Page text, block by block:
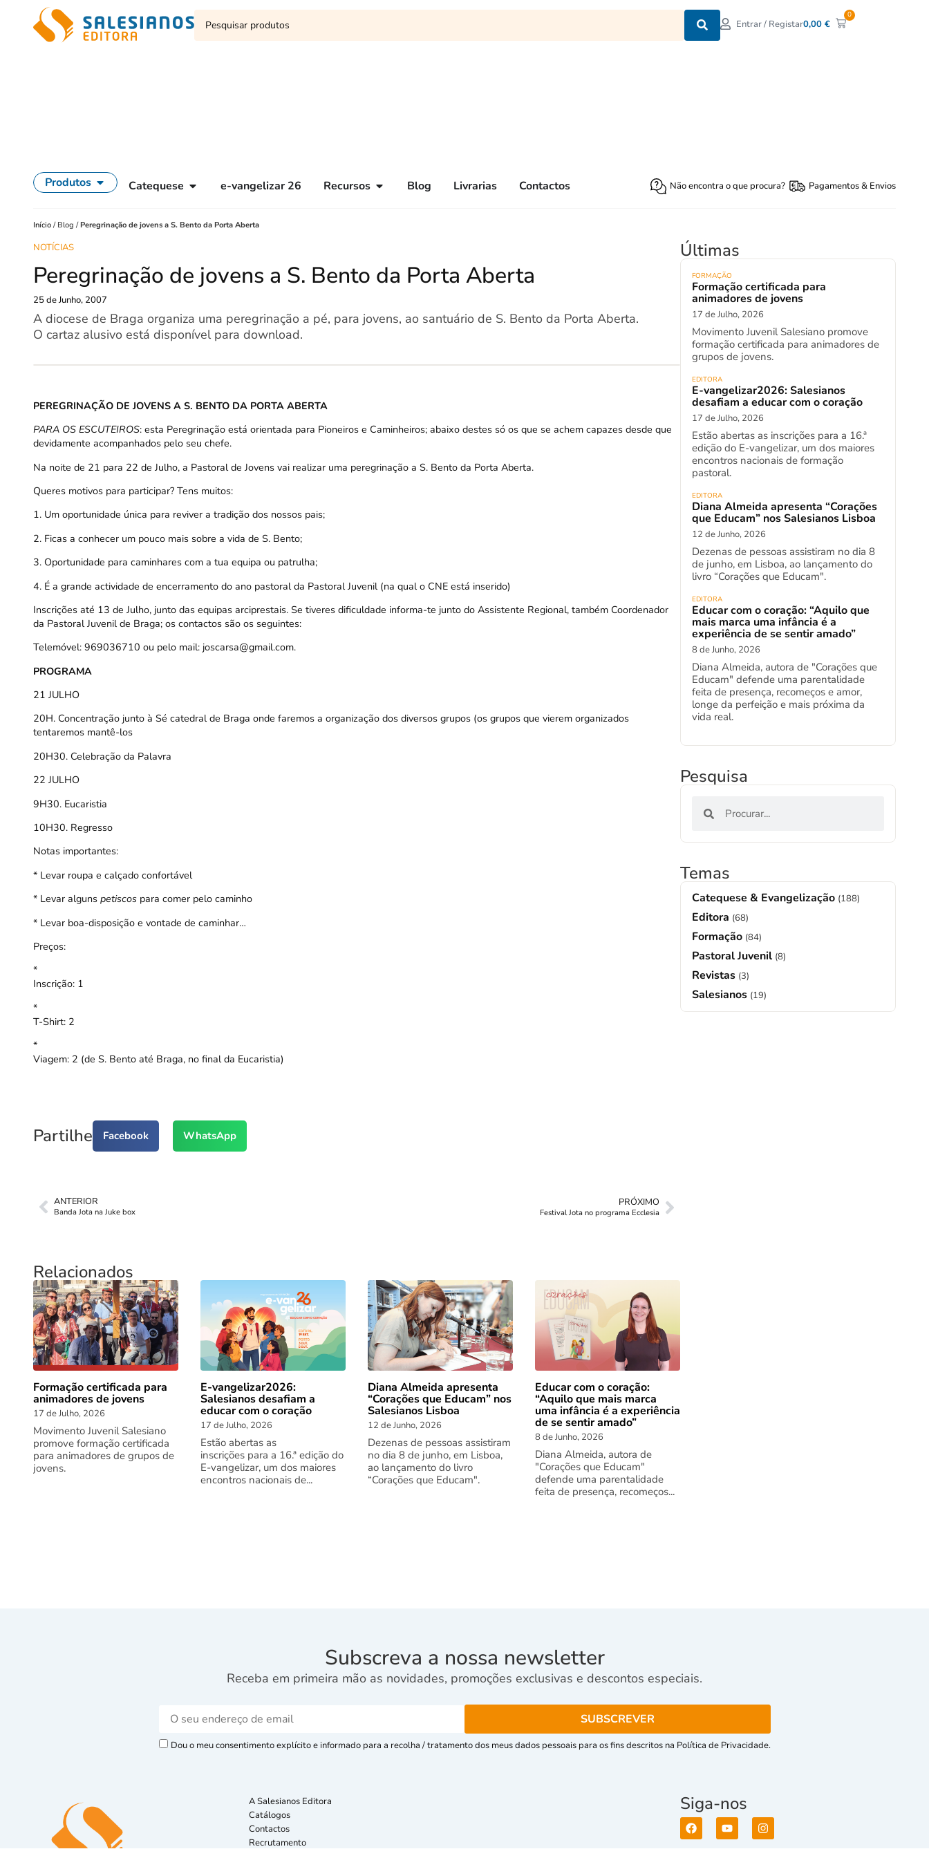
Entrar / Registar0,00€
0
Produtos Catequese e-vangelizar 26 Recursos Blog Livrarias Contactos Não encontra o que procura? Pagamentos & Envios
Início / Blog /Peregrinação de jovens a S. Bento da Porta Aberta
NOTÍCIAS
Peregrinação de jovens a S. Bento da Porta Aberta
25 de Junho, 2007
A diocese de Braga organiza uma peregrinação a pé, para jovens, ao santuário de S. Bento da Porta Aberta.
O cartaz alusivo está disponível para download.
PEREGRINAÇÃO DE JOVENS A S. BENTO DA PORTA ABERTA
PARA OS ESCUTEIROS: esta Peregrinação está orientada para Pioneiros e Caminheiros; abaixo destes só os que se achem capazes desde que
devidamente acompanhados pelo seu chefe.
Na noite de 21 para 22 de Julho, a Pastoral de Jovens vai realizar uma peregrinação a S. Bento da Porta Aberta.
Queres motivos para participar? Tens muitos:
1. Um oportunidade única para reviver a tradição dos nossos pais;
2. Ficas a conhecer um pouco mais sobre a vida de S. Bento;
3. Oportunidade para caminhares com a tua equipa ou patrulha;
4. É a grande actividade de encerramento do ano pastoral da Pastoral Juvenil (na qual o CNE está inserido)
Inscrições até 13 de Julho, junto das equipas arciprestais. Se tiveres dificuldade informa-te junto do Assistente Regional, também Coordenador
da Pastoral Juvenil de Braga; os contactos são os seguintes:
Telemóvel: 969036710 ou pelo mail: joscarsa@gmail.com.
PROGRAMA
21 JULHO
20H. Concentração junto à Sé catedral de Braga onde faremos a organização dos diversos grupos (os grupos que vierem organizados
tentaremos mantê-los
20H30. Celebração da Palavra
22 JULHO
9H30. Eucaristia
10H30. Regresso
Notas importantes:
* Levar roupa e calçado confortável
* Levar alguns petiscos para comer pelo caminho
* Levar boa-disposição e vontade de caminhar…
Preços:
*
Inscrição: 1
*
T-Shirt: 2
*
Viagem: 2 (de S. Bento até Braga, no final da Eucaristia)
Partilhe Facebook WhatsApp
ANTERIOR
Banda Jota na Juke box
PRÓXIMO
Festival Jota no programa Ecclesia
Relacionados
Formação certificada para
animadores de jovens
17 de Julho, 2026
Movimento Juvenil Salesiano
promove formação certificada
para animadores de grupos de
jovens.
E-vangelizar2026:
Salesianos desafiam a
educar com o coração
17 de Julho, 2026
Estão abertas as
inscrições para a 16.ª edição do
E-vangelizar, um dos maiores
encontros nacionais de...
Diana Almeida apresenta
“Corações que Educam” nos
Salesianos Lisboa
12 de Junho, 2026
Dezenas de pessoas assistiram
no dia 8 de junho, em Lisboa,
ao lançamento do livro
“Corações que Educam".
Educar com o coração:
“Aquilo que mais marca
uma infância é a experiência
de se sentir amado”
8 de Junho, 2026
Diana Almeida, autora de
"Corações que Educam"
defende uma parentalidade
feita de presença, recomeços...
Últimas
FORMAÇÃO
Formação certificada para
animadores de jovens
17 de Julho, 2026
Movimento Juvenil Salesiano promove
formação certificada para animadores de
grupos de jovens.
EDITORA
E-vangelizar2026: Salesianos
desafiam a educar com o coração
17 de Julho, 2026
Estão abertas as inscrições para a 16.ª
edição do E-vangelizar, um dos maiores
encontros nacionais de formação
pastoral.
EDITORA
Diana Almeida apresenta “Corações
que Educam” nos Salesianos Lisboa
12 de Junho, 2026
Dezenas de pessoas assistiram no dia 8
de junho, em Lisboa, ao lançamento do
livro “Corações que Educam".
EDITORA
Educar com o coração: “Aquilo que
mais marca uma infância é a
experiência de se sentir amado”
8 de Junho, 2026
Diana Almeida, autora de "Corações que
Educam" defende uma parentalidade
feita de presença, recomeços e amor,
longe da perfeição e mais próxima da
vida real.
Pesquisa
Temas
Catequese & Evangelização (188)
Editora (68)
Formação (84)
Pastoral Juvenil (8)
Revistas (3)
Salesianos (19)
Subscreva a nossa newsletter
Receba em primeira mão as novidades, promoções exclusivas e descontos especiais.
Dou o meu consentimento explícito e informado para a recolha / tratamento dos meus dados pessoais para os fins descritos na Política de Privacidade.
A Salesianos Editora
Catálogos
Contactos
Recrutamento
Siga-nos